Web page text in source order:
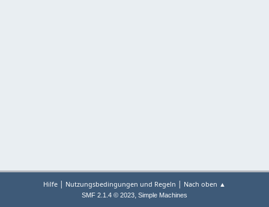
Hilfe | Nutzungsbedingungen und Regeln | Nach oben ▲
SMF 2.1.4 © 2023, Simple Machines